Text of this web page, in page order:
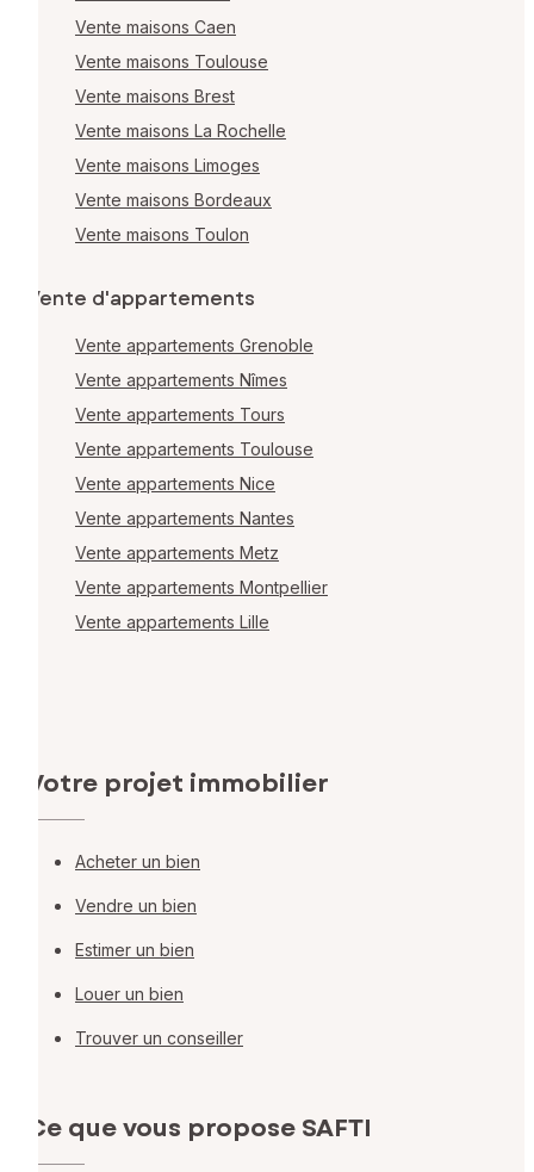
Vente maisons Caen
Vente maisons Toulouse
Vente maisons Brest
Vente maisons La Rochelle
Vente maisons Limoges
Vente maisons Bordeaux
Vente maisons Toulon
Vente d'appartements
Vente appartements Grenoble
Vente appartements Nîmes
Vente appartements Tours
Vente appartements Toulouse
Vente appartements Nice
Vente appartements Nantes
Vente appartements Metz
Vente appartements Montpellier
Vente appartements Lille
Votre projet immobilier
Acheter un bien
Vendre un bien
Estimer un bien
Louer un bien
Trouver un conseiller
Ce que vous propose SAFTI